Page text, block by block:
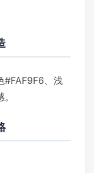
#FAF9F6、浅